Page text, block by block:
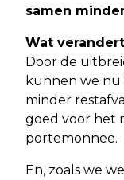
samen
Wat
Door de
kunnen we nu
minder
goed voor het
portemonnee.
En, zoals we